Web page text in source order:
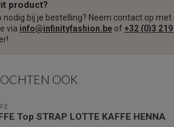
product?
nodig bij je bestelling? Neem contact op met
via info@infinityfashion.be of+32 (0)3
OOK
Top STRAP LOTTE KAFFE HENNA